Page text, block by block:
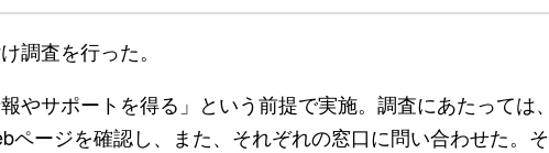
調査を行った。
サポートを得る」という前提で実施。調査にあたっては、
ージを確認し、また、それぞれの窓口に問い合わせた。そ